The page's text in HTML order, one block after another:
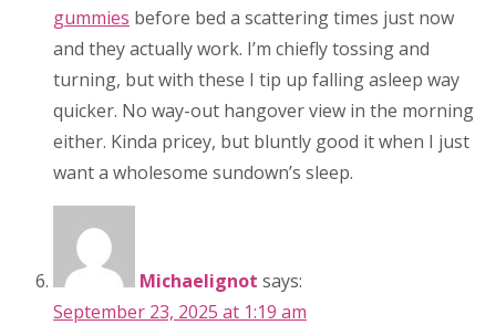
gummies before bed a scattering times just now
and they actually work. I’m chiefly tossing and
turning, but with these I tip up falling asleep way
quicker. No way-out hangover view in the morning
either. Kinda pricey, but bluntly good it when I just
want a wholesome sundown’s sleep.
Michaelignot says:
September 23, 2025 at 1:19 am